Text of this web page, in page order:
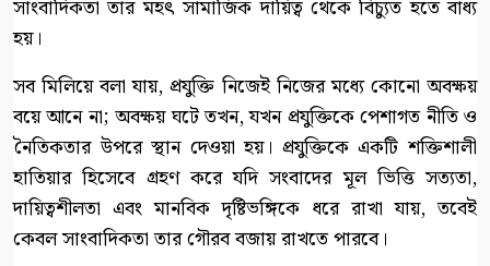
সাংবাদিকতা তার মহৎ সামাজিক দায়িত্ব থেকে বিচ্যুত হতে বাধ্য
হয়।
সব মিলিয়ে বলা যায়, প্রযুক্তি নিজেই নিজের মধ্যে কোনো অবক্ষয়
বয়ে আনে না; অবক্ষয় ঘটে তখন, যখন প্রযুক্তিকে পেশাগত নীতি ও
নৈতিকতার উপরে স্থান দেওয়া হয়। প্রযুক্তিকে একটি শক্তিশালী
হাতিয়ার হিসেবে গ্রহণ করে যদি সংবাদের মূল ভিত্তি সত্যতা,
দায়িত্বশীলতা এবং মানবিক দৃষ্টিভঙ্গিকে ধরে রাখা যায়, তবেই
কেবল সাংবাদিকতা তার গৌরব বজায় রাখতে পারবে।